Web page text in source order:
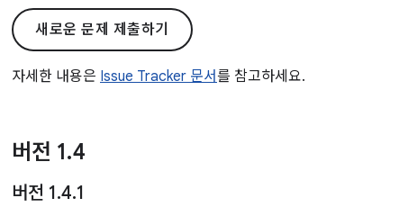
새로운 문제 제출하기
자세한 내용은 Issue Tracker 문서를 참고하세요.
버전 1.4
버전 1.4.1